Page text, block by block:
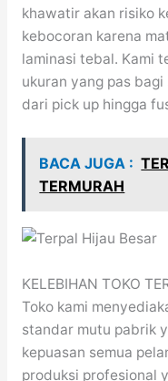
khawatir akan risiko
kebocoran karena
laminasi tebal. Kami
ukuran yang pas
dari pick up hingga
BACA JUGA :
TERMURAH
KELEBIHAN TOKO
Toko kami
standar mutu pabrik
kepuasan semua
produksi profesional